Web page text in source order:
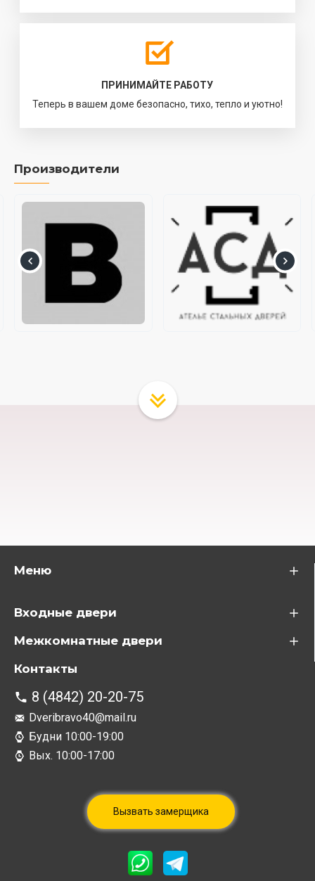
ПРИНИМАЙТЕ РАБОТУ
Теперь в вашем доме безопасно, тихо, тепло и уютно!
Производители
Меню
Входные двери
Межкомнатные двери
Контакты
8 (4842) 20-20-75
Dveribravo40@mail.ru
Будни 10:00-19:00
Вых. 10:00-17:00
Вызвать замерщика